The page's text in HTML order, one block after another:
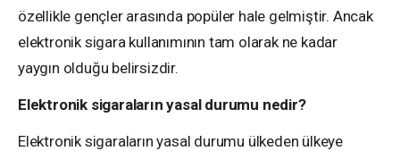
özellikle gençler arasında popüler hale gelmiştir. Ancak
elektronik sigara kullanımının tam olarak ne kadar
yaygın olduğu belirsizdir.
Elektronik sigaraların yasal durumu nedir?
Elektronik sigaraların yasal durumu ülkeden ülkeye